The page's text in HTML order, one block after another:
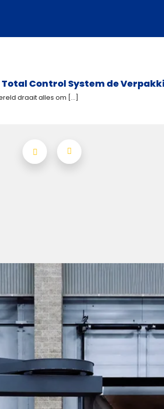
Total Control System de
draait alles om [...]